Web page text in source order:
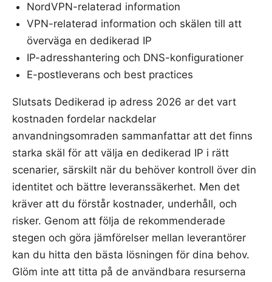
NordVPN-relaterad information
VPN-relaterad information och skälen till att
överväga en dedikerad IP
IP-adresshantering och DNS-konfigurationer
E-postleverans och best practices
Slutsats Dedikerad ip adress 2026 ar det vart
kostnaden fordelar nackdelar
anvandningsomraden sammanfattar att det finns
starka skäl för att välja en dedikerad IP i rätt
scenarier, särskilt när du behöver kontroll över din
identitet och bättre leveranssäkerhet. Men det
kräver att du förstår kostnader, underhåll, och
risker. Genom att följa de rekommenderade
stegen och göra jämförelser mellan leverantörer
kan du hitta den bästa lösningen för dina behov.
Glöm inte att titta på de användbara resurserna